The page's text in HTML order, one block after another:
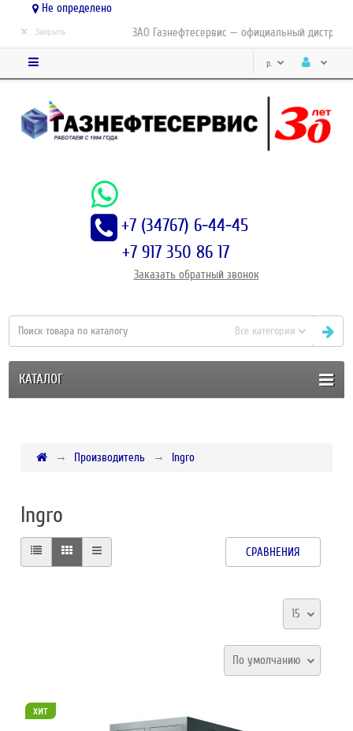
Не определено
ЗАО Газнефтесервис — официальный
× Закрыть
р.
+7 (34767) 6-44-45
+7 917 350 86 17
Заказать обратный звонок
Все категории
КАТАЛОГ
Производитель Ingro
Ingro
СРАВНЕНИЯ
15
По умолчанию
хит